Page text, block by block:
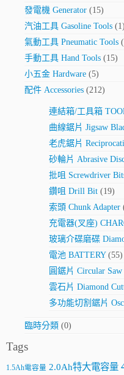
發電機 Generator (15)
汽油工具 Gasoline Tools (1)
氣動工具 Pneumatic Tools
手動工具 Hand Tools (15)
小五金 Hardware (5)
配件 Accessories (212)
連結箱/工具箱
曲線鋸片 Jigsaw
老虎鋸片
砂輪片 Abrasive
批咀 Screwdriver
鑽咀 Drill Bit (19)
索頭 Chunk Adapter
充電器(叉座)
玻璃介碟磨碟
電池 BATTERY (55)
圓鋸片 Circular Saw
雲石片 Diamond
多功能切割鋸片
臨時分類 (0)
Tags
1.5Ah電容量 2.0Ah特大電容量